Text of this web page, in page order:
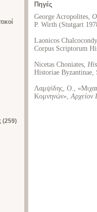
(259)
Πηγές
George Acropolites,
P. Wirth (Stutgart
Laonicos
Corpus Scriptorum
Nicetas Choniates,
Historiae Byzantinae,
Λαμψίδης, O.,
Kομνηνών»,Aρχείον